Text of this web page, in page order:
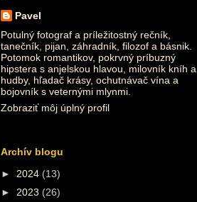
Pavel
Potulný fotograf a príležitostný rečník,
tanečník, pijan, záhradník, filozof a básnik.
Potomok romantikov, pokrvný príbuzný
hipstera s anjelskou hlavou, milovník kníh a
hudby, hľadač krásy, ochutnávač vína a
bojovník s veternými mlynmi.
Zobraziť môj úplný profil
Archív blogu
► 2024 (13)
► 2023 (26)